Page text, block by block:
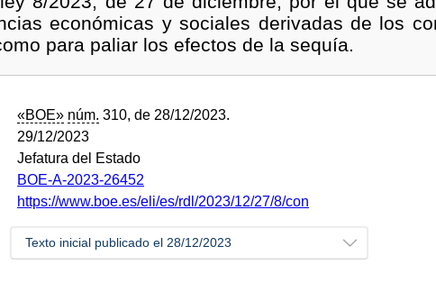
económicas y sociales derivadas de los
para paliar los efectos de la sequía.
«BOE» núm. 310, de 28/12/2023.
29/12/2023
Jefatura del Estado
BOE-A-2023-26452
https://www.boe.es/eli/es/rdl/2023/12/27/8/con
Texto inicial publicado el 28/12/2023